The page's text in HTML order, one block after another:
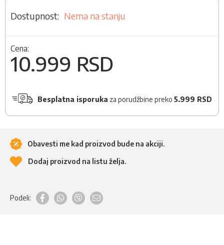
Nema na stanju
Cena:
10.999 RSD
Besplatna isporuka za porudžbine preko 5.999 RSD
Obavesti me kad proizvod bude na akciji.
Dodaj proizvod na listu želja.
Podeli: